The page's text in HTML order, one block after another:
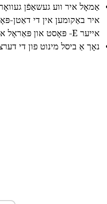
אַמאָל איר ווע געשאַפֿן
איר באַקומען אין די דאַטן-
אייער E- פּאָסט און פּאַראָל אויף עס.
נאָך אַ ביסל מינוט פון די